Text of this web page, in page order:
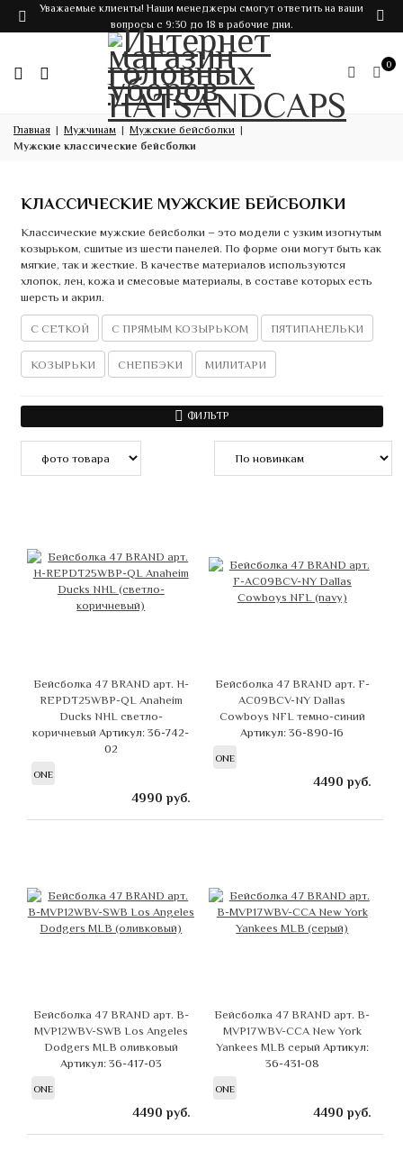
Уважаемые клиенты! Наши менеджеры смогут ответить на ваши
вопросы с 9:30 до 18 в рабочие дни.
0
Главная Мужчинам
Мужские бейсболки
Мужские классические бейсболки
КЛАССИЧЕСКИЕ МУЖСКИЕ БЕЙСБОЛКИ
Классические мужские бейсболки – это модели с узким изогнутым
козырьком, сшитые из шести панелей. По форме они могут быть как
мягкие, так и жесткие. В качестве материалов используются
хлопок, лен, кожа и смесовые материалы, в составе которых есть
шерсть и акрил.
С СЕТКОЙ С ПРЯМЫМ КОЗЫРЬКОМ ПЯТИПАНЕЛЬКИ
КОЗЫРЬКИ СНЕПБЭКИ МИЛИТАРИ
ФИЛЬТР
Бейсболка 47 BRAND арт. H-
REPDT25WBP-QL Anaheim
Ducks NHL светло-
коричневыйАртикул: 36-742-
02
ONE
4990 руб.
Бейсболка 47 BRAND арт. F-
AC09BCV-NY Dallas
Cowboys NFL темно-синий
Артикул: 36-890-16
ONE
4490 руб.
Бейсболка 47 BRAND арт. B-
MVP12WBV-SWB Los Angeles
Dodgers MLB оливковый
Артикул: 36-417-03
ONE
4490 руб.
Бейсболка 47 BRAND арт. B-
MVP17WBV-CCA New York
Yankees MLB серый Артикул:
36-431-08
ONE
4490 руб.